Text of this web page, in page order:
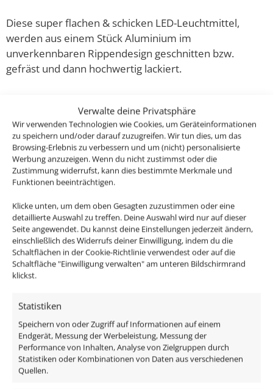
Verwalte deine Privatsphäre
Wir verwenden Technologien wie Cookies, um Geräteinformationen
zu speichern und/oder darauf zuzugreifen. Wir tun dies, um das
Browsing-Erlebnis zu verbessern und um (nicht) personalisierte
Werbung anzuzeigen. Wenn du nicht zustimmst oder die
Zustimmung widerrufst, kann dies bestimmte Merkmale und
Funktionen beeinträchtigen.
Klicke unten, um dem oben Gesagten zuzustimmen oder eine
detaillierte Auswahl zu treffen. Deine Auswahl wird nur auf dieser
Seite angewendet. Du kannst deine Einstellungen jederzeit ändern,
einschließlich des Widerrufs deiner Einwilligung, indem du die
Schaltflächen in der Cookie-Richtlinie verwendest oder auf die
Schaltfläche "Einwilligung verwalten" am unteren Bildschirmrand
klickst.
Statistiken
Speichern von oder Zugriff auf Informationen auf einem
Endgerät, Messung der Werbeleistung, Messung der
Performance von Inhalten, Analyse von Zielgruppen durch
Statistiken oder Kombinationen von Daten aus verschiedenen
Quellen.
Diese super flachen & schicken LED-Leuchtmittel,
werden aus einem Stück Aluminium im
unverkennbaren Rippendesign geschnitten bzw.
gefräst und dann hochwertig lackiert.
ein helles und sehr angenehmes Licht für
deine Wohnräume und das mit 80-90% weniger
Energieverbrauch im Gegensatz zu den alten
Halogenlampen.
Passendes Zubehör:
DALI Dimmaktor
Funkdimmer
Zigbee / Philips Hue
Passen in alle Luxvenum Einbaurahmen und alle
Standard Einbaurahmen für Leuchtmittel mit einem
Kopf-Durchmesser von 50mm
Oder bestelle direkt unsere fertigen Einbauleuchten
Komplett-Sets und spare bares Geld!